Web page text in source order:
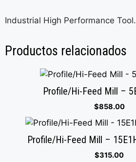
Industrial High Performance Tool.
Productos relacionados
Profile/Hi-Feed Mill –
$858.00
Profile/Hi-Feed Mill –
$315.00